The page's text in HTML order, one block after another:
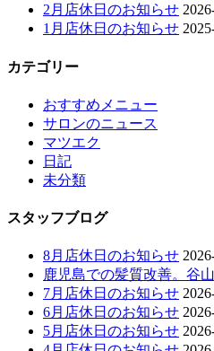
2月店休日のお知らせ
1月店休日のお知らせ
カテゴリー
おすすめメニュー
サロンのニュース
マツエク
日記
未分類
スタッフブログ
8月店休日のお知らせ
鹿児島での髪質改善。谷
7月店休日のお知らせ
6月店休日のお知らせ
5月店休日のお知らせ